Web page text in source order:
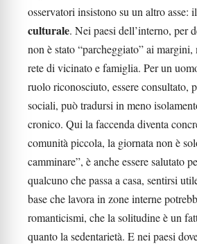
osservatori insistono su un altro asse: il
culturale. Nei paesi dell’interno, per
non è stato “parcheggiato” ai
rete di vicinato e famiglia. Per un
ruolo riconosciuto, essere consultato,
sociali, può tradursi in meno
cronico. Qui la faccenda diventa
comunità piccola, la giornata non è
camminare”, è anche essere salutato
qualcuno che passa a casa, sentirsi
base che lavora in zone interne
romanticismi, che la solitudine è un
quanto la sedentarietà. E nei paesi